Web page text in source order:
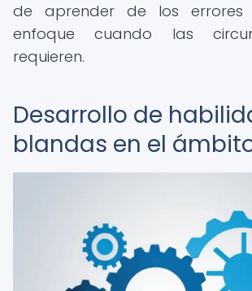
de aprender de los
enfoque cuando las
requieren.
Desarrollo de
blandas en el